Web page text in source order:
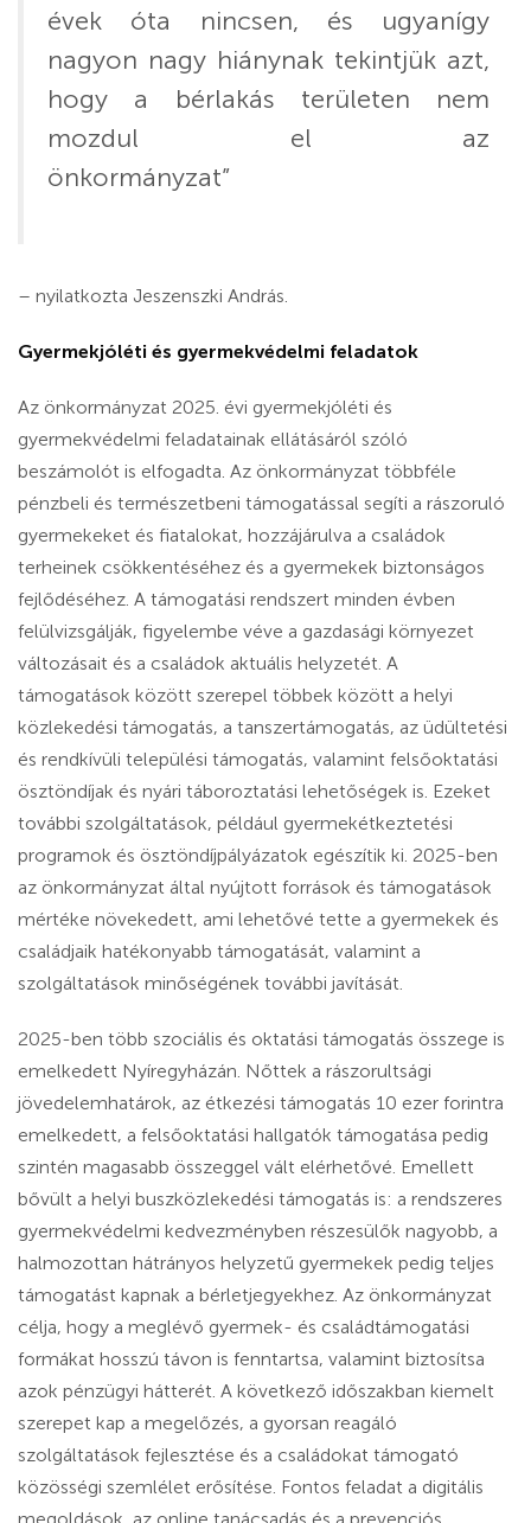
évek óta nincsen, és ugyanígy
nagyon nagy hiánynak tekintjük azt,
hogy a bérlakás területen nem
mozdul el az
önkormányzat”
– nyilatkozta Jeszenszki András.
Gyermekjóléti és gyermekvédelmi feladatok
Az önkormányzat 2025. évi gyermekjóléti és
gyermekvédelmi feladatainak ellátásáról szóló
beszámolót is elfogadta. Az önkormányzat többféle
pénzbeli és természetbeni támogatással segíti a rászoruló
gyermekeket és fiatalokat, hozzájárulva a családok
terheinek csökkentéséhez és a gyermekek biztonságos
fejlődéséhez. A támogatási rendszert minden évben
felülvizsgálják, figyelembe véve a gazdasági környezet
változásait és a családok aktuális helyzetét. A
támogatások között szerepel többek között a helyi
közlekedési támogatás, a tanszertámogatás, az üdültetési
és rendkívüli települési támogatás, valamint felsőoktatási
ösztöndíjak és nyári táboroztatási lehetőségek is. Ezeket
további szolgáltatások, például gyermekétkeztetési
programok és ösztöndíjpályázatok egészítik ki. 2025-ben
az önkormányzat által nyújtott források és támogatások
mértéke növekedett, ami lehetővé tette a gyermekek és
családjaik hatékonyabb támogatását, valamint a
szolgáltatások minőségének további javítását.
2025-ben több szociális és oktatási támogatás összege is
emelkedett Nyíregyházán. Nőttek a rászorultsági
jövedelemhatárok, az étkezési támogatás 10 ezer forintra
emelkedett, a felsőoktatási hallgatók támogatása pedig
szintén magasabb összeggel vált elérhetővé. Emellett
bővült a helyi buszközlekedési támogatás is: a rendszeres
gyermekvédelmi kedvezményben részesülők nagyobb, a
halmozottan hátrányos helyzetű gyermekek pedig teljes
támogatást kapnak a bérletjegyekhez. Az önkormányzat
célja, hogy a meglévő gyermek- és családtámogatási
formákat hosszú távon is fenntartsa, valamint biztosítsa
azok pénzügyi hátterét. A következő időszakban kiemelt
szerepet kap a megelőzés, a gyorsan reagáló
szolgáltatások fejlesztése és a családokat támogató
közösségi szemlélet erősítése. Fontos feladat a digitális